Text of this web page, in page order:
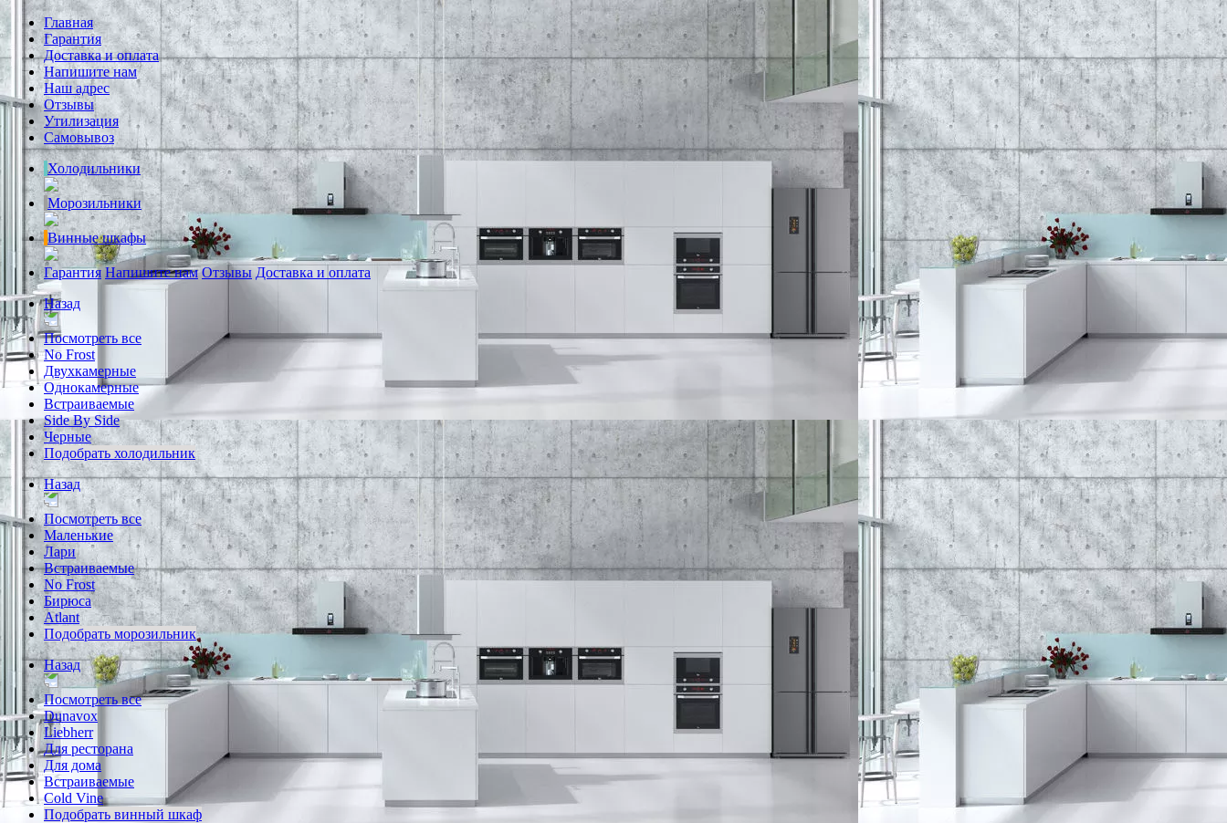
Главная
Гарантия
Доставка и оплата
Напишите нам
Наш адрес
Отзывы
Утилизация
Самовывоз
Холодильники
Морозильники
Винные шкафы
Гарантия Напишите нам Отзывы Доставка и оплата
Назад
Посмотреть все
No Frost
Двухкамерные
Однокамерные
Встраиваемые
Side By Side
Черные
Подобрать холодильник
Назад
Посмотреть все
Маленькие
Лари
Встраиваемые
No Frost
Бирюса
Atlant
Подобрать морозильник
Назад
Посмотреть все
Dunavox
Liebherr
Для ресторана
Для дома
Встраиваемые
Cold Vine
Подобрать винный шкаф